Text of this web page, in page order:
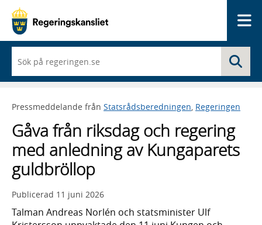
du
börjar
skriva
framträder
lista
med
sökförslag
Pressmeddelande från Statsrådsberedningen, Regeringen
Gåva från riksdag och regering
med anledning av Kungaparets
guldbröllop
Publicerad 11 juni 2026
Talman Andreas Norlén och statsminister Ulf